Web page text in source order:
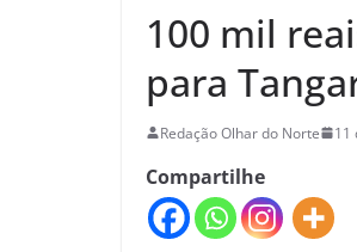
100 mil
para
Redação Olhar do Norte 11
Compartilhe